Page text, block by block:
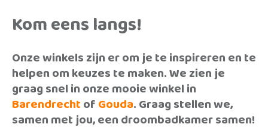
Kom eens langs!
Onze winkels zijn er om je te inspireren en te
helpen om keuzes te maken. We zien je
graag snel in onze mooie winkel in
BarendrechtofGouda. Graag stellen we,
samen met jou, een droombadkamer samen!